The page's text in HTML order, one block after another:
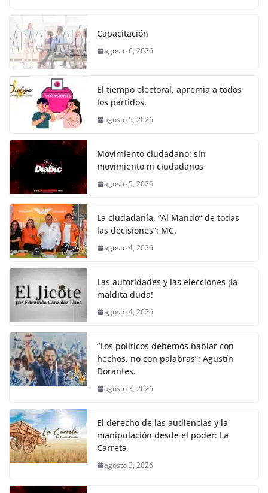
k
c
e
b
o
o
k
itt
er s
A
p
e
n
er
Capacitación
agosto 6, 2026
El tiempo electoral, apremia a todos
los partidos.
agosto 5, 2026
Movimiento ciudadano: sin
movimiento ni ciudadanos
agosto 5, 2026
La ciudadanía, “Al Mando” de todas
las decisiones”: MC.
agosto 4, 2026
Las autoridades y las elecciones ¡la
maldita duda!
agosto 4, 2026
“Los políticos debemos hablar con
hechos, no con palabras”: Agustín
Dorantes.
agosto 3, 2026
El derecho de las audiencias y la
manipulación desde el poder: La
Carreta
agosto 3, 2026